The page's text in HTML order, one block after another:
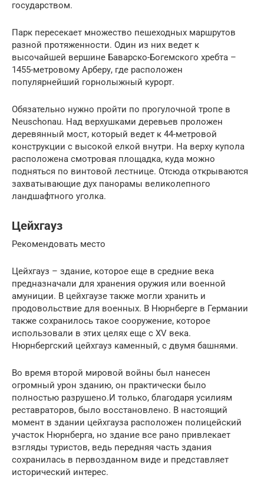
государством.
Парк пересекает множество пешеходных маршрутов
разной протяженности. Один из них ведет к
высочайшей вершине Баварско-Богемского хребта –
1455-метровому Арберу, где расположен
популярнейший горнолыжный курорт.
Обязательно нужно пройти по прогулочной тропе в
Neuschonau. Над верхушками деревьев проложен
деревянный мост, который ведет к 44-метровой
конструкции с высокой елкой внутри. На верху купола
расположена смотровая площадка, куда можно
подняться по винтовой лестнице. Отсюда открываются
захватывающие дух панорамы великолепного
ландшафтного уголка.
Цейхгауз
Рекомендовать место
Цейхгауз – здание, которое еще в средние века
предназначали для хранения оружия или военной
амуниции. В цейхгаузе также могли хранить и
продовольствие для военных. В Нюрнберге в Германии
также сохранилось такое сооружение, которое
использовали в этих целях еще с XV века.
Нюрнбергский цейхгауз каменный, с двумя башнями.
Во время второй мировой войны был нанесен
огромный урон зданию, он практически было
полностью разрушено.И только, благодаря усилиям
реставраторов, было восстановлено. В настоящий
момент в здании цейхгауза расположен полицейский
участок Нюрнберга, но здание все рано привлекает
взгляды туристов, ведь передняя часть здания
сохранилась в первозданном виде и представляет
исторический интерес.